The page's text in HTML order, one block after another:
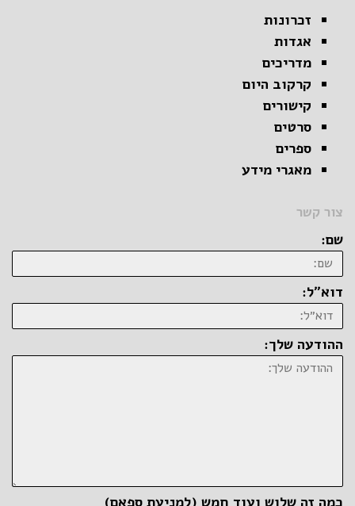
זכרונות
אגדות
מדריכים
קרקוב היום
קישורים
סרטים
ספרים
מאגרי מידע
צור קשר
שם:
דוא״ל:
ההודעה שלך:
כמה זה שלוש ועוד חמש (למניעת ספאם)